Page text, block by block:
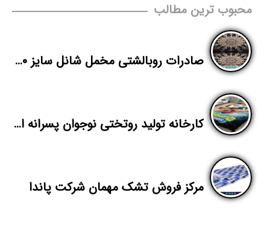
محبوب ترین مطالب
صادرات روبالشتی مخمل شانل سایز ۷۰*۵۰
کارخانه تولید روتختی نوجوان پسرانه ارزان در بازار
مرکز فروش تشک مهمان شرکت پاندا